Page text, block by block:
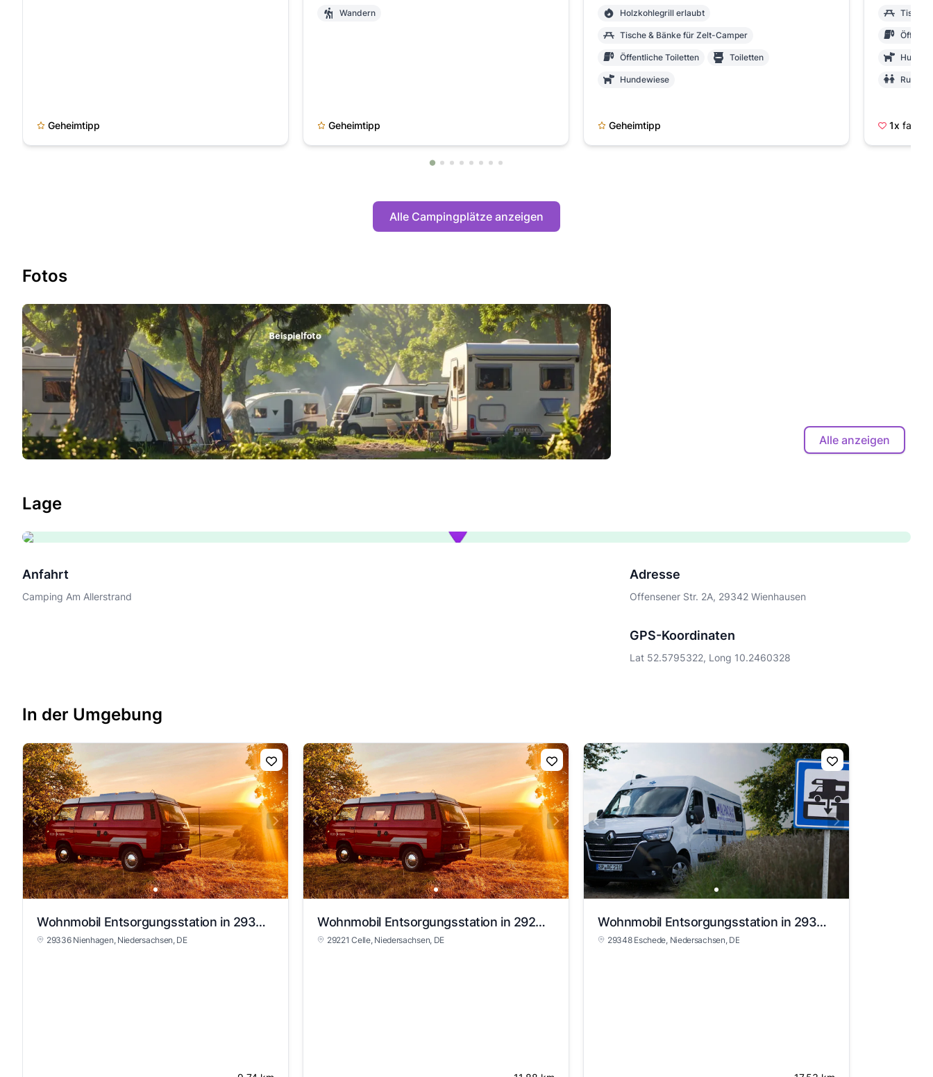
Geheimtipp
Wandern
Geheimtipp
Holzkohlegrill erlaubt
Tische & Bänke für Zelt-Camper
Öffentliche Toiletten Toiletten
Hundewiese
Rutschen
Geheimtipp
Tische
Hunde
1x
Alle Campingplätze anzeigen
Fotos
Alle anzeigen
Lage
Anfahrt
Camping Am Allerstrand
Adresse
Offensener Str. 2A, 29342 Wienhausen
GPS-Koordinaten
Lat 52.5795322, Long 10.2460328
In der Umgebung
Wohnmobil Entsorgungsstation in 29336 Nienhagen
29336 Nienhagen, Niedersachsen, DE
Wohnmobil Entsorgungsstation in 29221 Celle
29221 Celle, Niedersachsen, DE
Wohnmobil Entsorgungsstation in 29348 Eschede
29348 Eschede, Niedersachsen, DE